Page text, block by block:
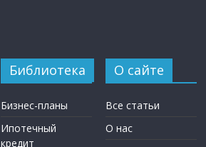
Библиотека
Бизнес-планы
Ипотечный
кредит
О сайте
Все статьи
О нас